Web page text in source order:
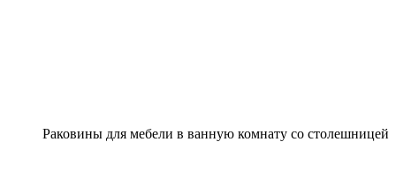
Раковины для мебели в ванную комнату со столешницей